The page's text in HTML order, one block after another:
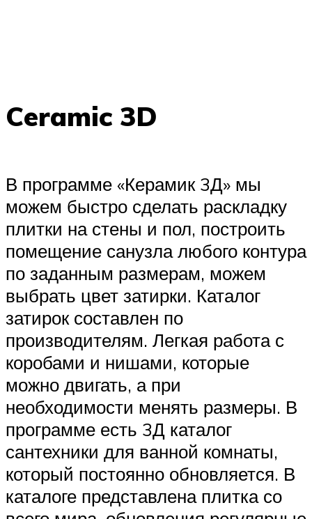
Ceramic 3D
В программе «Керамик 3Д» мы
можем быстро сделать раскладку
плитки на стены и пол, построить
помещение санузла любого контура
по заданным размерам, можем
выбрать цвет затирки. Каталог
затирок составлен по
производителям. Легкая работа с
коробами и нишами, которые
можно двигать, а при
необходимости менять размеры. В
программе есть 3Д каталог
сантехники для ванной комнаты,
который постоянно обновляется. В
каталоге представлена плитка со